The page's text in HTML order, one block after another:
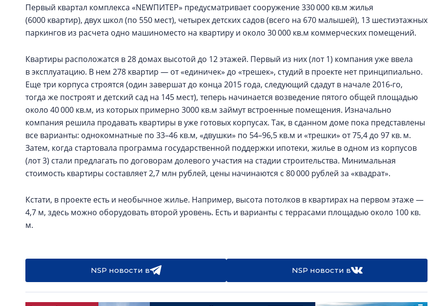
Первый квартал комплекса «NEWПИТЕР» предусматривает сооружение 330 000 кв.м жилья
(6000 квартир), двух школ (по 550 мест), четырех детских садов (всего на 670 малышей), 13 шестиэтажных
паркингов из расчета одно машиноместо на квартиру и около 30 000 кв.м коммерческих помещений.
Квартиры расположатся в 28 домах высотой до 12 этажей. Первый из них (лот 1) компания уже ввела
в эксплуатацию. В нем 278 квартир — от «единичек» до «трешек», студий в проекте нет принципиально.
Еще три корпуса строятся (один завершат до конца 2015 года, следующий сдадут в начале 2016‑го,
тогда же построят и детский сад на 145 мест), теперь начинается возведение пятого общей площадью
около 40 000 кв.м, из которых примерно 3000 кв.м займут встроенные помещения. Изначально
компания решила продавать квартиры в уже готовых корпусах. Так, в сданном доме пока представлены
все варианты: однокомнатные по 33–46 кв.м, «двушки» по 54–96,5 кв.м и «трешки» от 75,4 до 97 кв. м.
Затем, когда стартовала программа государственной поддержки ипотеки, жилье в одном из корпусов
(лот 3) стали предлагать по договорам долевого участия на стадии строительства. Минимальная
стоимость квартиры составляет 2,7 млн рублей, цены начинаются с 80 000 рублей за «квадрат».
Кстати, в проекте есть и необычное жилье. Например, высота потолков в квартирах на первом этаже —
4,7 м, здесь можно оборудовать второй уровень. Есть и варианты с террасами площадью около 100 кв.
м.
NSP новости в NSP новости в